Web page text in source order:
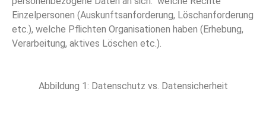
Einzelpersonen (Auskunftsanforderung, Löschanforderung
etc.), welche Pflichten Organisationen haben (Erhebung,
Verarbeitung, aktives Löschen etc.).
Abbildung 1: Datenschutz vs. Datensicherheit